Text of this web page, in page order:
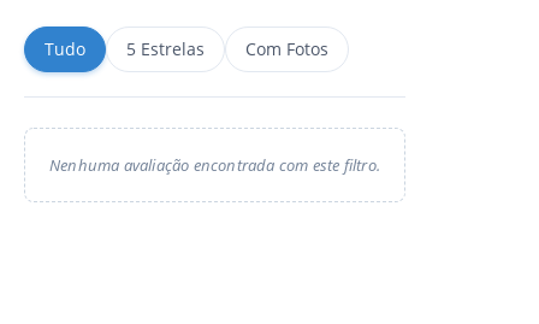
Tudo 5 Estrelas Com Fotos
Nenhuma avaliação encontrada com este filtro.